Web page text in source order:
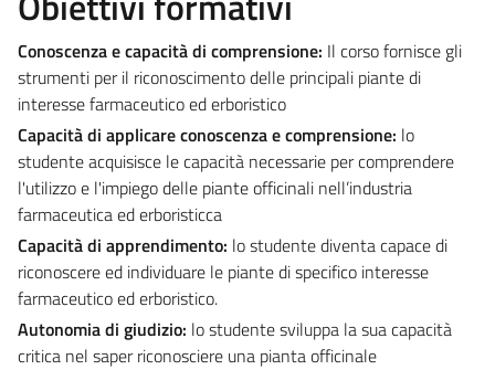
Conoscenza e capacità di comprensione: Il corso fornisce gli
strumenti per il riconoscimento delle principali piante di
interesse farmaceutico ed erboristico
Capacità di applicare conoscenza e comprensione: lo
studente acquisisce le capacità necessarie per comprendere
l'utilizzo e l'impiego delle piante officinali nell’industria
farmaceutica ed erboristicca
Capacità di apprendimento: lo studente diventa capace di
riconoscere ed individuare le piante di specifico interesse
farmaceutico ed erboristico.
Autonomia di giudizio: lo studente sviluppa la sua capacità
critica nel saper riconosciere una pianta officinale